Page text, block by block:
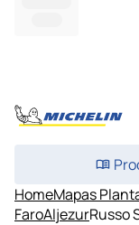
HomeMapas
FaroAljezurRusso